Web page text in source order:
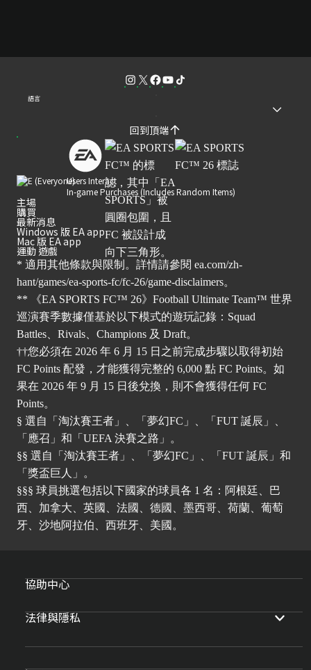
語言
回到頂端
Users Interact
In-game Purchases (Includes Random Items)
主場
購買
最新消息
Windows 版 EA app
Mac 版 EA app
運動 遊戲
* 適用其他條款與限制。詳情請參閱 ea.com/zh-
hant/games/ea-sports-fc/fc-26/game-disclaimers。
** 《EA SPORTS FC™ 26》Football Ultimate Team™ 世界
巡演賽季數據僅基於以下模式的遊玩記錄：Squad
Battles、Rivals、Champions 及 Draft。
††您必須在 2026 年 6 月 15 日之前完成步驟以取得初始
FC Points 配發，才能獲得完整的 6,000 點 FC Points。如
果在 2026 年 9 月 15 日後兌換，則不會獲得任何 FC
Points。
§ 選自「淘汰賽王者」、「夢幻FC」、「FUT 誕辰」、
「應召」和「UEFA 決賽之路」。
§§ 選自「淘汰賽王者」、「夢幻FC」、「FUT 誕辰」和
「獎盃巨人」。
§§§ 球員挑選包括以下國家的球員各 1 名：阿根廷、巴
西、加拿大、英國、法國、德國、墨西哥、荷蘭、葡萄
牙、沙地阿拉伯、西班牙、美國。
協助中心
法律與隱私